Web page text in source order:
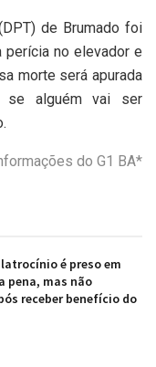
de Brumado foi
perícia no elevador e
morte será apurada
se alguém vai ser
do G1 BA*
é preso em
pena, mas não
receber benefício do